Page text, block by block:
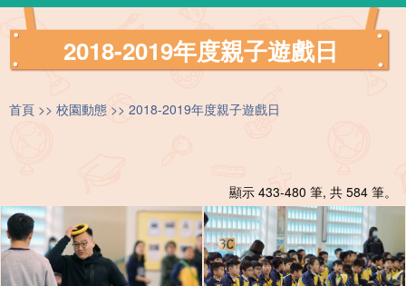
2018-2019年度親子遊戲日
首頁 校園動態 2018-2019年度親子遊戲日
顯示 433-480 筆, 共 584 筆。